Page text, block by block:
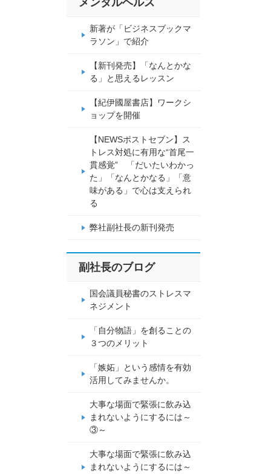
メンタルヘルス
新著が「ビジネスブックマ
ラソン」で紹介
【新刊発売】「なんとかな
る」と思えるレッスン
【紀伊國屋書店】ワークシ
ョップを開催
【NEWSポストセブン】ス
トレス対処に有用な“首尾一
貫感覚” 「だいたいわかっ
た」「なんとかなる」「意
味がある」で心は支えられ
る
弊社副社長の新刊発売
副社長のブログ
国会議員秘書のストレスマ
ネジメント
「自分物語」を創ることの
３つのメリット
「嫉妬」という感情を有効
活用してみませんか。
大事な場面で緊張に飲み込
まれないようにするには～
③～
大事な場面で緊張に飲み込
まれないようにするには～